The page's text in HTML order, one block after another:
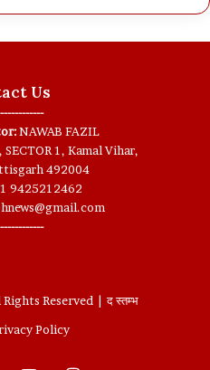
Us
NAWAB FAZIL
SECTOR 1, Kamal Vihar,
492004
9425212462
Reserved | द स्तम्भ
Policy